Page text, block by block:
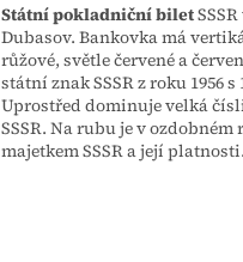
Státní pokladniční bilet
Dubasov. Bankovka má
růžové, světle červené a
státní znak SSSR z roku
Uprostřed dominuje velká
SSSR. Na rubu je v
majetkem SSSR a její platnosti.